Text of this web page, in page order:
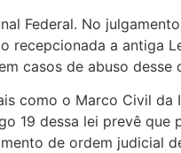
Federal. No
recepcionada a antiga
casos de abuso desse
como o Marco Civil
19 dessa lei prevê
de ordem judicial